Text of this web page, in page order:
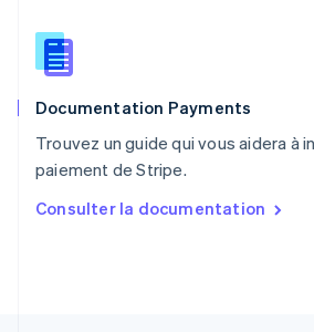
Documentation Payments
Trouvez un guide qui vous aidera à
paiement de Stripe.
Consulter la documentation
English
Roumanie
Royaume-Uni
Singapour
English 简体中文
English